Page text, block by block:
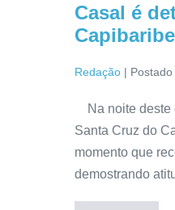
Casal é
Capibaribe
Redação | Postado
Na noite deste
Santa Cruz do
momento que
demostrando